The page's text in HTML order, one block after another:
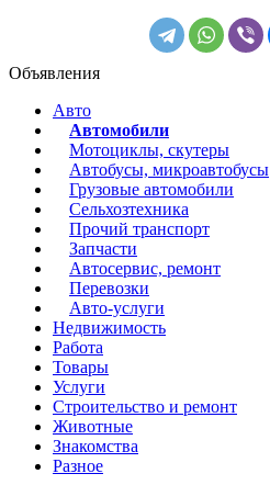
Объявления
Авто
Автомобили
Мотоциклы, скутеры
Автобусы, микроавтобусы
Грузовые автомобили
Сельхозтехника
Прочий транспорт
Запчасти
Автосервис, ремонт
Перевозки
Авто-услуги
Недвижимость
Работа
Товары
Услуги
Строительство и ремонт
Животные
Знакомства
Разное